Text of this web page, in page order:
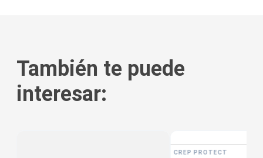
También te puede
interesar:
CREP PROTECT